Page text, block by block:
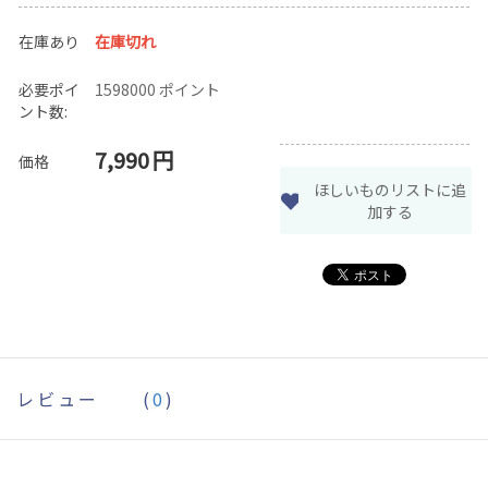
在庫あり 在庫切れ
必要ポイ
ント数:
1598000 ポイント
価格 7,990円
ほしいものリストに追
加する
レビュー (0)